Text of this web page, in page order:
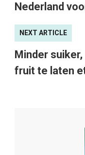
Nederland
NEXT ARTICLE
Minder
fruit te laten